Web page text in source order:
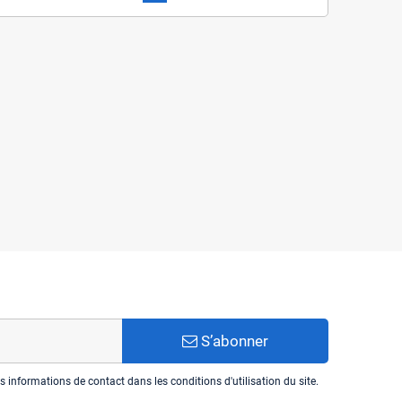
S’abonner
informations de contact dans les conditions d'utilisation du site.